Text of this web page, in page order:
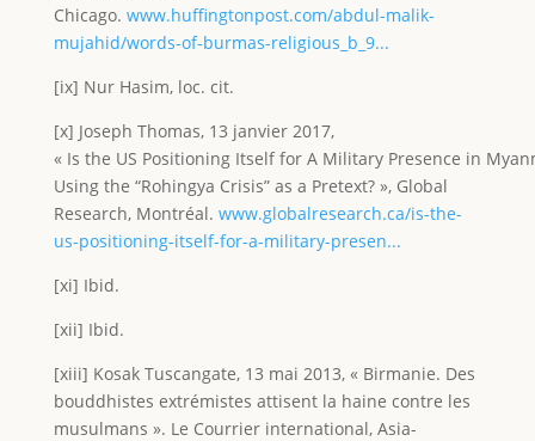
Chicago. www.huffingtonpost.com/abdul-malik-
mujahid/words-of-burmas-religious_b_9...
[ix] Nur Hasim, loc. cit.
[x] Joseph Thomas, 13 janvier 2017,
« Is the US Positioning Itself for A Military Presence in
Using the “Rohingya Crisis” as a Pretext? », Global
Research, Montréal. www.globalresearch.ca/is-the-
us-positioning-itself-for-a-military-presen...
[xi] Ibid.
[xii] Ibid.
[xiii] Kosak Tuscangate, 13 mai 2013, « Birmanie. Des
bouddhistes extrémistes attisent la haine contre les
musulmans ». Le Courrier international, Asia-